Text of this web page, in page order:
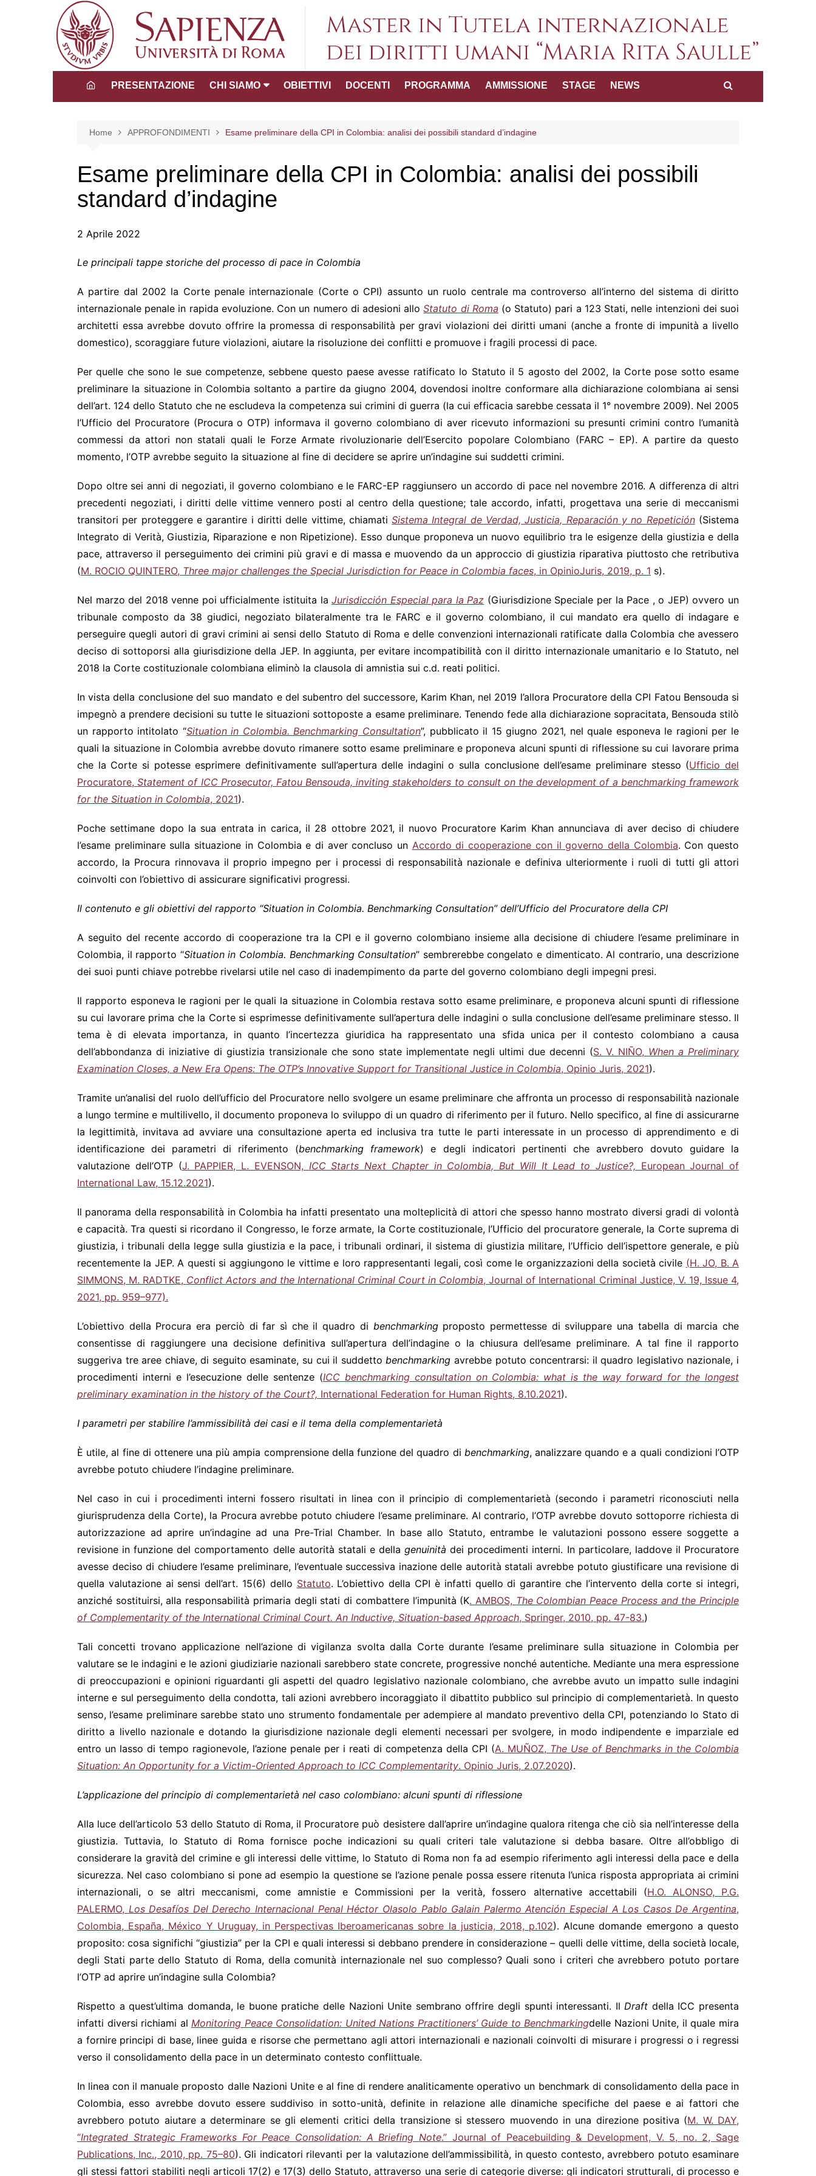
Master in Tutela internazionale dei diritti
umani "Maria Rita Saulle"
PRESENTAZIONE CHI SIAMO
Consiglio didattico-
scientifico
La Comunità del Master
OBIETTIVI DOCENTI PROGRAMMA AMMISSIONE STAGE NEWS
Home APPROFONDIMENTI Esame preliminare della CPI in Colombia: analisi dei possibili standard d’indagine
Esame preliminare della CPI in Colombia: analisi dei possibili
standard d’indagine
2 Aprile 2022
Le principali tappe storiche del processo di pace in Colombia
A partire dal 2002 la Corte penale internazionale (Corte o CPI) assunto un ruolo centrale ma controverso all’interno del sistema di diritto
internazionale penale in rapida evoluzione. Con un numero di adesioni alloStatuto di Roma (o Statuto) pari a 123 Stati, nelle intenzioni dei suoi
architetti essa avrebbe dovuto offrire la promessa di responsabilità per gravi violazioni dei diritti umani (anche a fronte di impunità a livello
domestico), scoraggiare future violazioni, aiutare la risoluzione dei conflitti e promuove i fragili processi di pace.
Per quelle che sono le sue competenze, sebbene questo paese avesse ratificato lo Statuto il 5 agosto del 2002, la Corte pose sotto esame
preliminare la situazione in Colombia soltanto a partire da giugno 2004, dovendosi inoltre conformare alla dichiarazione colombiana ai sensi
dell’art. 124 dello Statuto che ne escludeva la competenza sui crimini di guerra (la cui efficacia sarebbe cessata il 1° novembre 2009). Nel 2005
l’Ufficio del Procuratore (Procura o OTP) informava il governo colombiano di aver ricevuto informazioni su presunti crimini contro l’umanità
commessi da attori non statali quali le Forze Armate rivoluzionarie dell’Esercito popolare Colombiano (FARC – EP). A partire da questo
momento, l’OTP avrebbe seguito la situazione al fine di decidere se aprire un’indagine sui suddetti crimini.
Dopo oltre sei anni di negoziati, il governo colombiano e le FARC-EP raggiunsero un accordo di pace nel novembre 2016. A differenza di altri
precedenti negoziati, i diritti delle vittime vennero posti al centro della questione; tale accordo, infatti, progettava una serie di meccanismi
transitori per proteggere e garantire i diritti delle vittime, chiamatiSistema Integral de Verdad, Justicia, Reparación y no Repetición(Sistema
Integrato di Verità, Giustizia, Riparazione e non Ripetizione). Esso dunque proponeva un nuovo equilibrio tra le esigenze della giustizia e della
pace, attraverso il perseguimento dei crimini più gravi e di massa e muovendo da un approccio di giustizia riparativa piuttosto che retributiva
(M. ROCIO QUINTERO, Three major challenges the Special Jurisdiction for Peace in Colombia faces, in OpinioJuris, 2019, p. 1 s).
Nel marzo del 2018 venne poi ufficialmente istituita laJurisdicción Especial para la Paz (Giurisdizione Speciale per la Pace , o JEP) ovvero un
tribunale composto da 38 giudici, negoziato bilateralmente tra le FARC e il governo colombiano, il cui mandato era quello di indagare e
perseguire quegli autori di gravi crimini ai sensi dello Statuto di Roma e delle convenzioni internazionali ratificate dalla Colombia che avessero
deciso di sottoporsi alla giurisdizione della JEP. In aggiunta, per evitare incompatibilità con il diritto internazionale umanitario e lo Statuto, nel
2018 la Corte costituzionale colombiana eliminò la clausola di amnistia sui c.d. reati politici.
In vista della conclusione del suo mandato e del subentro del successore, Karim Khan, nel 2019 l’allora Procuratore della CPI Fatou Bensouda si
impegnò a prendere decisioni su tutte le situazioni sottoposte a esame preliminare. Tenendo fede alla dichiarazione sopracitata, Bensouda stilò
un rapporto intitolato “Situation in Colombia. Benchmarking Consultation”, pubblicato il 15 giugno 2021, nel quale esponeva le ragioni per le
quali la situazione in Colombia avrebbe dovuto rimanere sotto esame preliminare e proponeva alcuni spunti di riflessione su cui lavorare prima
che la Corte si potesse esprimere definitivamente sull’apertura delle indagini o sulla conclusione dell’esame preliminare stesso (Ufficio del
Procuratore,Statement of ICC Prosecutor, Fatou Bensouda, inviting stakeholders to consult on the development of a benchmarking framework
for the Situation in Colombia, 2021).
Poche settimane dopo la sua entrata in carica, il 28 ottobre 2021, il nuovo Procuratore Karim Khan annunciava di aver deciso di chiudere
l’esame preliminare sulla situazione in Colombia e di aver concluso un Accordo di cooperazione con il governo della Colombia. Con questo
accordo, la Procura rinnovava il proprio impegno per i processi di responsabilità nazionale e definiva ulteriormente i ruoli di tutti gli attori
coinvolti con l’obiettivo di assicurare significativi progressi.
Il contenuto e gli obiettivi del rapporto “Situation in Colombia. Benchmarking Consultation” dell’Ufficio del Procuratore della CPI
A seguito del recente accordo di cooperazione tra la CPI e il governo colombiano insieme alla decisione di chiudere l’esame preliminare in
Colombia, il rapporto “Situation in Colombia. Benchmarking Consultation” sembrerebbe congelato e dimenticato. Al contrario, una descrizione
dei suoi punti chiave potrebbe rivelarsi utile nel caso di inadempimento da parte del governo colombiano degli impegni presi.
Il rapporto esponeva le ragioni per le quali la situazione in Colombia restava sotto esame preliminare, e proponeva alcuni spunti di riflessione
su cui lavorare prima che la Corte si esprimesse definitivamente sull’apertura delle indagini o sulla conclusione dell’esame preliminare stesso. Il
tema è di elevata importanza, in quanto l’incertezza giuridica ha rappresentato una sfida unica per il contesto colombiano a causa
dell’abbondanza di iniziative di giustizia transizionale che sono state implementate negli ultimi due decenni (S. V. NIÑO, When a Preliminary
Examination Closes, a New Era Opens: The OTP’s Innovative Support for Transitional Justice in Colombia, Opinio Juris, 2021).
Tramite un’analisi del ruolo dell’ufficio del Procuratore nello svolgere un esame preliminare che affronta un processo di responsabilità nazionale
a lungo termine e multilivello, il documento proponeva lo sviluppo di un quadro di riferimento per il futuro. Nello specifico, al fine di assicurarne
la legittimità, invitava ad avviare una consultazione aperta ed inclusiva tra tutte le parti interessate in un processo di apprendimento e di
identificazione dei parametri di riferimento (benchmarking framework) e degli indicatori pertinenti che avrebbero dovuto guidare la
valutazione dell’OTP (J. PAPPIER, L. EVENSON, ICC Starts Next Chapter in Colombia, But Will It Lead to Justice?, European Journal of
International Law, 15.12.2021).
Il panorama della responsabilità in Colombia ha infatti presentato una molteplicità di attori che spesso hanno mostrato diversi gradi di volontà
e capacità. Tra questi si ricordano il Congresso, le forze armate, la Corte costituzionale, l’Ufficio del procuratore generale, la Corte suprema di
giustizia, i tribunali della legge sulla giustizia e la pace, i tribunali ordinari, il sistema di giustizia militare, l’Ufficio dell’ispettore generale, e più
recentemente la JEP. A questi si aggiungono le vittime e loro rappresentanti legali, così come le organizzazioni della società civile (H. JO, B. A
SIMMONS, M. RADTKE, Conflict Actors and the International Criminal Court in Colombia, Journal of International Criminal Justice, V. 19, Issue 4,
2021, pp. 959–977).
L’obiettivo della Procura era perciò di far sì che il quadro di benchmarkingproposto permettesse di sviluppare una tabella di marcia che
consentisse di raggiungere una decisione definitiva sull’apertura dell’indagine o la chiusura dell’esame preliminare. A tal fine il rapporto
suggeriva tre aree chiave, di seguito esaminate, su cui il suddettobenchmarking avrebbe potuto concentrarsi: il quadro legislativo nazionale, i
procedimenti interni e l’esecuzione delle sentenze (ICC benchmarking consultation on Colombia: what is the way forward for the longest
preliminary examination in the history of the Court?, International Federation for Human Rights, 8.10.2021).
I parametri per stabilire l’ammissibilità dei casi e il tema della complementarietà
È utile, al fine di ottenere una più ampia comprensione della funzione del quadro di benchmarking, analizzare quando e a quali condizioni l’OTP
avrebbe potuto chiudere l’indagine preliminare.
Nel caso in cui i procedimenti interni fossero risultati in linea con il principio di complementarietà (secondo i parametri riconosciuti nella
giurisprudenza della Corte), la Procura avrebbe potuto chiudere l’esame preliminare. Al contrario, l’OTP avrebbe dovuto sottoporre richiesta di
autorizzazione ad aprire un’indagine ad una Pre-Trial Chamber. In base allo Statuto, entrambe le valutazioni possono essere soggette a
revisione in funzione del comportamento delle autorità statali e dellagenuinità dei procedimenti interni. In particolare, laddove il Procuratore
avesse deciso di chiudere l’esame preliminare, l’eventuale successiva inazione delle autorità statali avrebbe potuto giustificare una revisione di
quella valutazione ai sensi dell’art. 15(6) dello Statuto. L’obiettivo della CPI è infatti quello di garantire che l’intervento della corte si integri,
anziché sostituirsi, alla responsabilità primaria degli stati di combattere l’impunità (K. AMBOS, The Colombian Peace Process and the Principle
of Complementarity of the International Criminal Court. An Inductive, Situation-based Approach, Springer, 2010, pp. 47-83.)
Tali concetti trovano applicazione nell’azione di vigilanza svolta dalla Corte durante l’esame preliminare sulla situazione in Colombia per
valutare se le indagini e le azioni giudiziarie nazionali sarebbero state concrete, progressive nonché autentiche. Mediante una mera espressione
di preoccupazioni e opinioni riguardanti gli aspetti del quadro legislativo nazionale colombiano, che avrebbe avuto un impatto sulle indagini
interne e sul perseguimento della condotta, tali azioni avrebbero incoraggiato il dibattito pubblico sul principio di complementarietà. In questo
senso, l’esame preliminare sarebbe stato uno strumento fondamentale per adempiere al mandato preventivo della CPI, potenziando lo Stato di
diritto a livello nazionale e dotando la giurisdizione nazionale degli elementi necessari per svolgere, in modo indipendente e imparziale ed
entro un lasso di tempo ragionevole, l’azione penale per i reati di competenza della CPI (A. MUÑOZ, The Use of Benchmarks in the Colombia
Situation: An Opportunity for a Victim-Oriented Approach to ICC Complementarity. Opinio Juris, 2.07.2020).
L’applicazione del principio di complementarietà nel caso colombiano: alcuni spunti di riflessione
Alla luce dell’articolo 53 dello Statuto di Roma, il Procuratore può desistere dall’aprire un’indagine qualora ritenga che ciò sia nell’interesse della
giustizia. Tuttavia, lo Statuto di Roma fornisce poche indicazioni su quali criteri tale valutazione si debba basare. Oltre all’obbligo di
considerare la gravità del crimine e gli interessi delle vittime, lo Statuto di Roma non fa ad esempio riferimento agli interessi della pace e della
sicurezza. Nel caso colombiano si pone ad esempio la questione se l’azione penale possa essere ritenuta l’unica risposta appropriata ai crimini
internazionali, o se altri meccanismi, come amnistie e Commissioni per la verità, fossero alternative accettabili (H.O. ALONSO, P.G.
PALERMO, Los Desafíos Del Derecho Internacional Penal Héctor Olasolo Pablo Galain Palermo Atención Especial A Los Casos De Argentina,
Colombia, España, México Y Uruguay, in Perspectivas Iberoamericanas sobre la justicia, 2018, p.102). Alcune domande emergono a questo
proposito: cosa significhi “giustizia” per la CPI e quali interessi si debbano prendere in considerazione – quelli delle vittime, della società locale,
degli Stati parte dello Statuto di Roma, della comunità internazionale nel suo complesso? Quali sono i criteri che avrebbero potuto portare
l’OTP ad aprire un’indagine sulla Colombia?
Rispetto a quest’ultima domanda, le buone pratiche delle Nazioni Unite sembrano offrire degli spunti interessanti. IlDraft della ICC presenta
infatti diversi richiami alMonitoring Peace Consolidation: United Nations Practitioners’ Guide to Benchmarkingdelle Nazioni Unite, il quale mira
a fornire principi di base, linee guida e risorse che permettano agli attori internazionali e nazionali coinvolti di misurare i progressi o i regressi
verso il consolidamento della pace in un determinato contesto conflittuale.
In linea con il manuale proposto dalle Nazioni Unite e al fine di rendere analiticamente operativo un benchmark di consolidamento della pace in
Colombia, esso avrebbe dovuto essere suddiviso in sotto-unità, definite in relazione alle dinamiche specifiche del paese e ai fattori che
avrebbero potuto aiutare a determinare se gli elementi critici della transizione si stessero muovendo in una direzione positiva (M. W. DAY,
“Integrated Strategic Frameworks For Peace Consolidation: A Briefing Note.” Journal of Peacebuilding & Development, V. 5, no. 2, Sage
Publications, Inc., 2010, pp. 75–80). Gli indicatori rilevanti per la valutazione dell’ammissibilità, in questo contesto, avrebbero potuto esaminare
gli stessi fattori stabiliti negli articoli 17(2) e 17(3) dello Statuto, attraverso una serie di categorie diverse: gli indicatori strutturali, di processo e